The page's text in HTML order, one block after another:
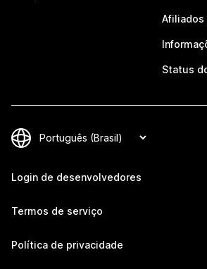
Afiliados
Status
Login de desenvolvedores
Termos de serviço
Política de privacidade